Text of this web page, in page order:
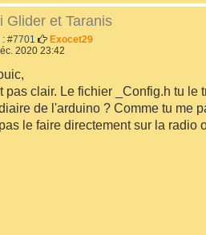
Glider et Taranis
: #7701
Exocet29
2020 23:42
pas clair. Le fichier _Config.h tu
de l'arduino ? Comme tu me
le faire directement sur la radio